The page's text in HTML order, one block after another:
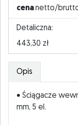
cenanetto/
Detaliczna:
443,30 zł
Opis
• Ściągacze
mm, 5 el.